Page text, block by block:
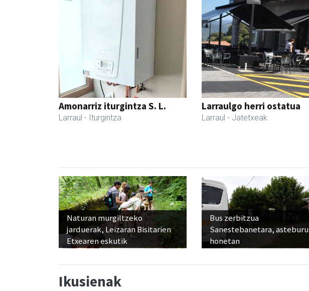
Amonarriz iturgintza S. L.
Larraul - Iturgintza
Larraulgo herri ostatua
Larraul - Jatetxeak
Naturan murgiltzeko
jarduerak, Leizaran Bisitarien
Etxearen eskutik
Bus zerbitzua
Sanestebanetara, asteburu
honetan
Ikusienak